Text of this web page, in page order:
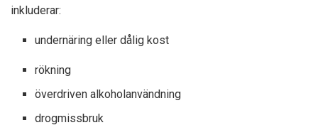
inkluderar:
undernäring eller dålig kost
rökning
överdriven alkoholanvändning
drogmissbruk